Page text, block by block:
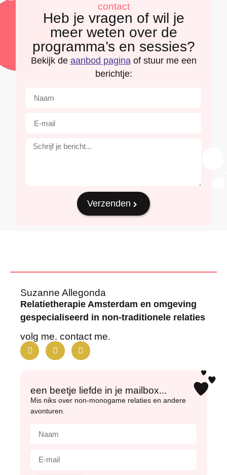
contact
Heb je vragen of wil je
meer weten over de
programma’s en sessies?
Bekijk de aanbod paginaof stuur me een
berichtje:
Verzenden
Suzanne Allegonda
Relatietherapie Amsterdam en omgeving
gespecialiseerd in non-traditionele relaties
volg me. contact me.
een beetje liefde in je mailbox...
Mis niks over non-monogame relaties en andere
avonturen.